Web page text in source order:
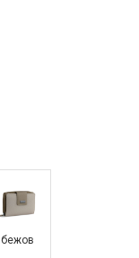
бежов